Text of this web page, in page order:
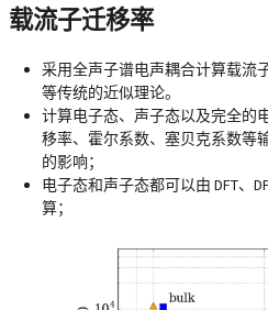
载流子迁移率
采用全声子谱电声耦合计算载流
等传统的近似理论。
计算电子态、声子态以及完全的
移率、霍尔系数、塞贝克系数等
的影响；
电子态和声子态都可以由 DFT、
算；